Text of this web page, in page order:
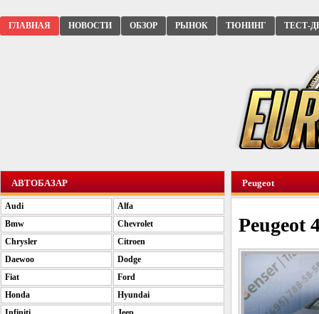
ГЛАВНАЯ НОВОСТИ ОБЗОР РЫНОК ТЮНИНГ ТЕСТ-
Peugeot
Peugeot
АВТОБАЗАР
Audi
Alfa
Bmw
Chevrolet
Chrysler
Citroen
Daewoo
Dodge
Fiat
Ford
Honda
Hyundai